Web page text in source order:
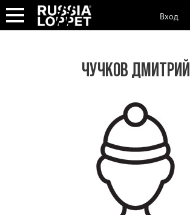
Вход
ЧУЧКОВ ДМИТРИЙ